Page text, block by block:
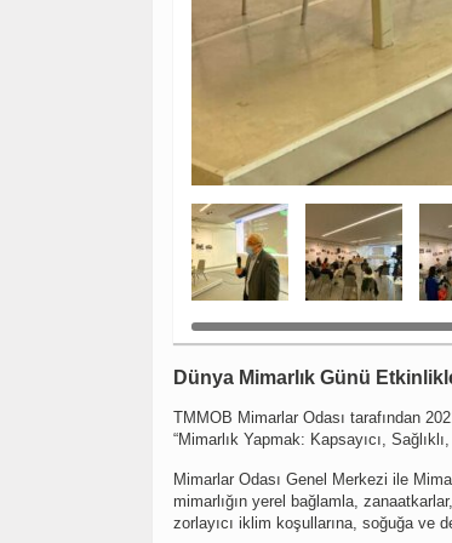
Dünya Mimarlık Günü
TMMOB Mimarlar Odası tarafından
“Mimarlık Yapmak: Kapsayıcı,
Mimarlar Odası Genel Merkezi ile
mimarlığın yerel bağlamla,
zorlayıcı iklim koşullarına, soğuğa ve